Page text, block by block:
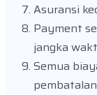
Asuransi
Payment
jangka
Semua